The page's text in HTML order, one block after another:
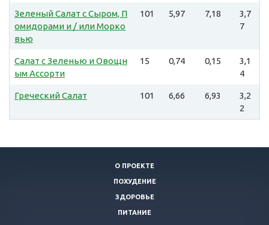
Зеленый Салат с Сыром, П
омидорами и / или Морко
вью
101 5,97 7,18
3,7
7
Салат с Зеленью и Овощн
ым Ассорти
15 0,74 0,15
3,1
4
Греческий Салат 101 6,66 6,93
3,2
2
О ПРОЕКТЕ
ПОХУДЕНИЕ
ЗДОРОВЬЕ
ПИТАНИЕ